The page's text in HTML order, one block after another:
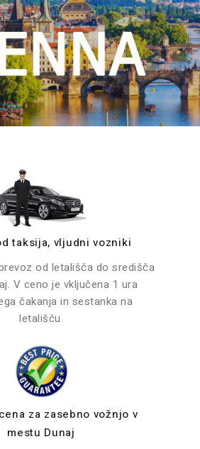
taksija, vljudni vozniki
od letališča do središča
V ceno je vključena 1 ura
čakanja in sestanka na
letališču.
za zasebno vožnjo v
mestu Dunaj